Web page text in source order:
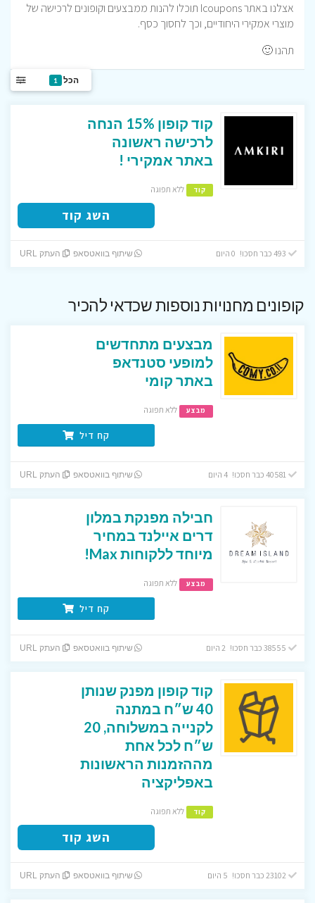
אצלנו באתר Icoupons תוכלו להנות ממבצעים וקופונים לרכישה של
מוצרי אמקירי היחודיים, וכך לחסוך כסף.
תהנו 🙂
הכל 1
קוד קופון 15% הנחה
לרכישה ראשונה
באתר אמקירי !
קוד ללא תפוגה
השג קוד
שיתוף בוואטסאפ העתק URL
קופונים מחנויות נוספות שכדאי להכיר
מבצעים מתחדשים
למופעי סטנדאפ
באתר קומי
מבצע ללא תפוגה
קח דיל
שיתוף בוואטסאפ העתק URL
חבילה מפנקת במלון
דרים איילנד במחיר
מיוחד ללקוחות Max!
מבצע ללא תפוגה
קח דיל
שיתוף בוואטסאפ העתק URL
קוד קופון מפנק שנותן
40 ש״ח במתנה
לקנייה במשלוחה, 20
ש״ח לכל אחת
מההזמנות הראשונות
באפליקציה
קוד ללא תפוגה
השג קוד
שיתוף בוואטסאפ העתק URL